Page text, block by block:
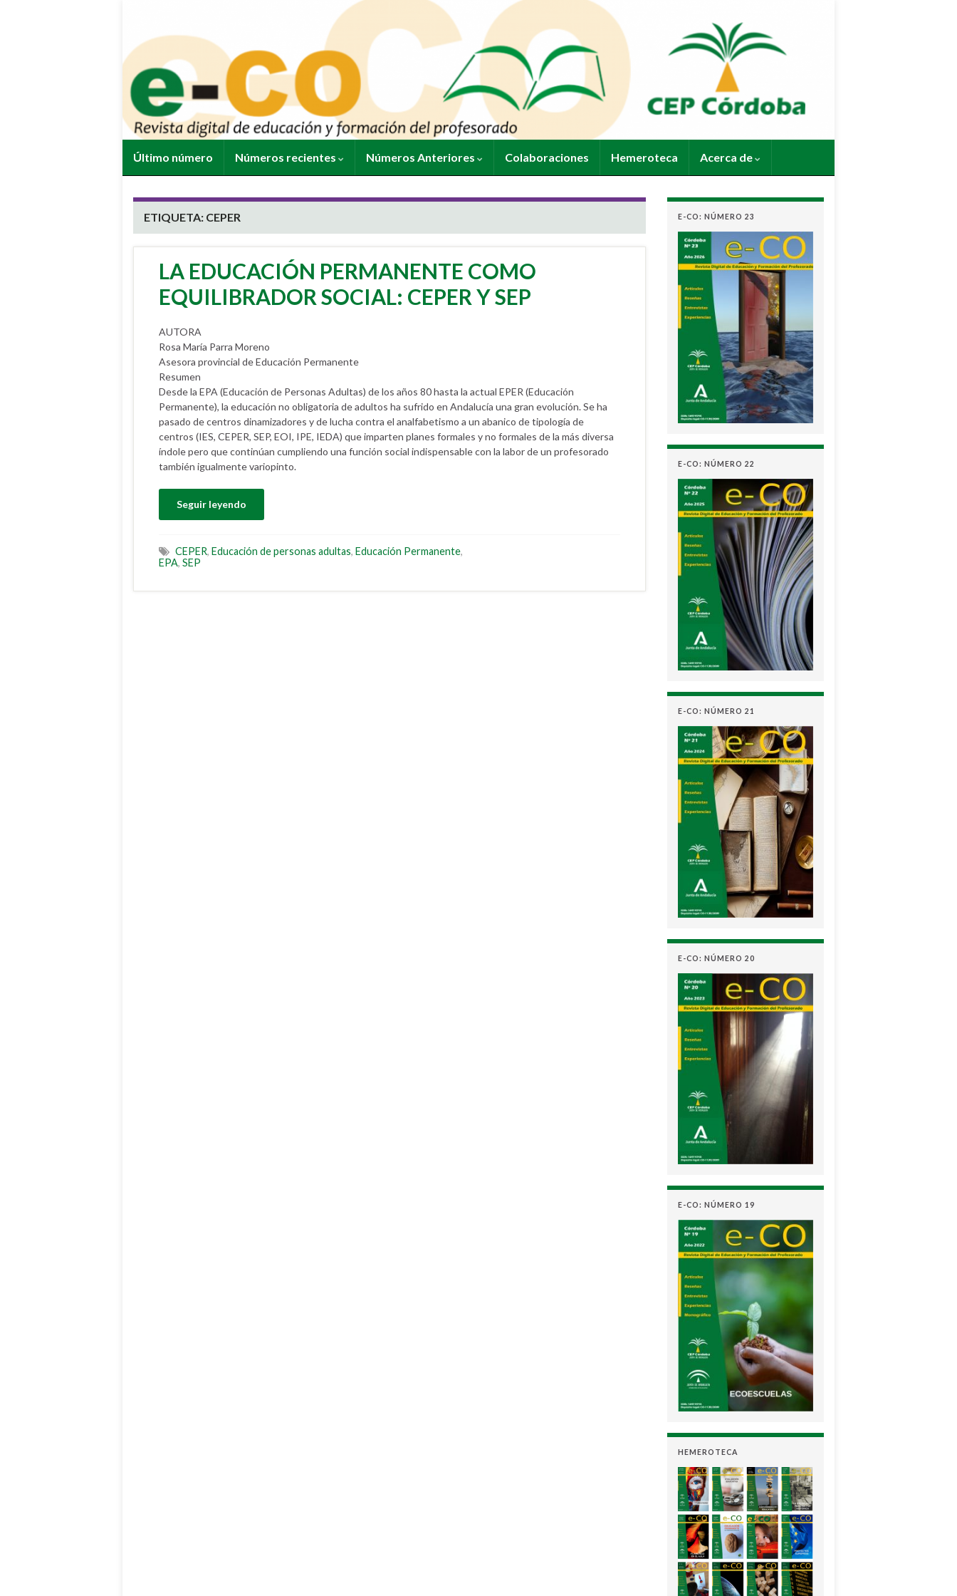
Último número Números recientes Números Anteriores Colaboraciones Hemeroteca Acerca de
ETIQUETA: CEPER
LA EDUCACIÓN PERMANENTE COMO
EQUILIBRADOR SOCIAL: CEPER Y SEP
AUTORA
Rosa María Parra Moreno
Asesora provincial de Educación Permanente
Resumen
Desde la EPA (Educación de Personas Adultas) de los años 80 hasta la actual EPER (Educación
Permanente), la educación no obligatoria de adultos ha sufrido en Andalucía una gran evolución. Se ha
pasado de centros dinamizadores y de lucha contra el analfabetismo a un abanico de tipología de
centros (IES, CEPER, SEP, EOI, IPE, IEDA) que imparten planes formales y no formales de la más diversa
índole pero que continúan cumpliendo una función social indispensable con la labor de un profesorado
también igualmente variopinto.
Seguir leyendo
CEPER, Educación de personas adultas, Educación Permanente,
EPA, SEP
E-CO: NÚMERO 23
E-CO: NÚMERO 22
E-CO: NÚMERO 21
E-CO: NÚMERO 20
E-CO: NÚMERO 19
HEMEROTECA